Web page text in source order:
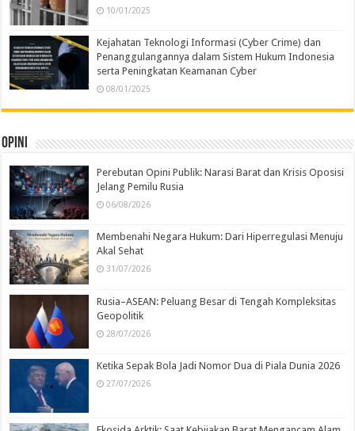
10/01/2025
Kejahatan Teknologi Informasi (Cyber Crime) dan
Penanggulangannya dalam Sistem Hukum Indonesia
serta Peningkatan Keamanan Cyber
08/01/2025
Opini
Perebutan Opini Publik: Narasi Barat dan Krisis Oposisi
Jelang Pemilu Rusia
06/08/2026
Membenahi Negara Hukum: Dari Hiperregulasi Menuju
Akal Sehat
31/07/2026
Rusia–ASEAN: Peluang Besar di Tengah Kompleksitas
Geopolitik
28/07/2026
Ketika Sepak Bola Jadi Nomor Dua di Piala Dunia 2026
27/07/2026